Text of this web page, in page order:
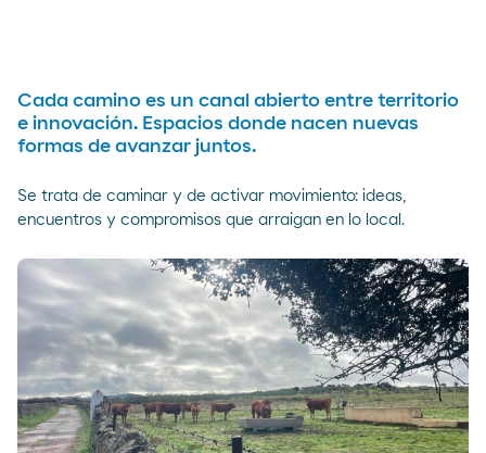
Cada camino es un canal abierto entre territorio
e innovación. Espacios donde nacen nuevas
formas de avanzar juntos.
Se trata de caminar y de activar movimiento: ideas,
encuentros y compromisos que arraigan en lo local.